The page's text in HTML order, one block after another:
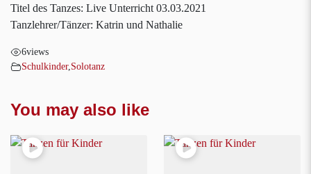
Titel des Tanzes: Live Unterricht 03.03.2021
Tanzlehrer/Tänzer: Katrin und Nathalie
6views
Schulkinder, Solotanz
You may also like